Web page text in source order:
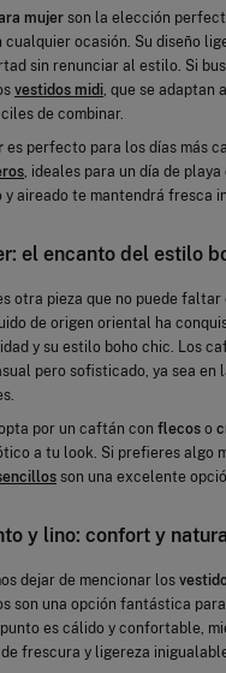
mujer son la elección
ocasión. Su diseño
sin renunciar al estilo. Si
vestidos midi, que se adaptan
de combinar.
es perfecto para los días más
, ideales para un día de playa
y aireado te mantendrá fresca
el encanto del estilo
otra pieza que no puede faltar
de origen oriental ha
y su estilo boho chic. Los
pero sofisticado, ya sea en
por un caftán con flecos o
a tu look. Si prefieres algo
son una excelente
y lino: confort y
dejar de mencionar los
son una opción fantástica
es cálido y confortable,
frescura y ligereza